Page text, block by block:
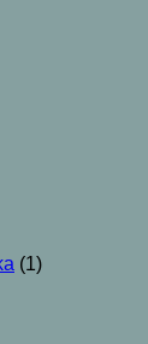
(1)